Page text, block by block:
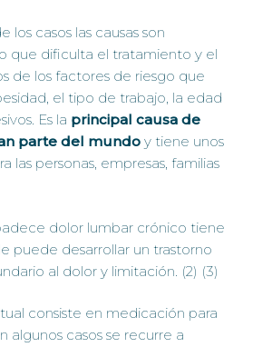
los casos las causas son
que dificulta el tratamiento y el
de los factores de riesgo que
el tipo de trabajo, la edad
Es la principal causa de
parte del mundo y tiene unos
las personas, empresas, familias
dolor lumbar crónico tiene
puede desarrollar un trastorno
al dolor y limitación. (2) (3)
consiste en medicación para
algunos casos se recurre a